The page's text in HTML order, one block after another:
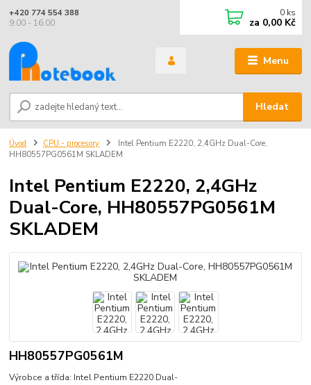
Menu
Hledat
+420 774 554 388
9:00 - 16:00
0 ks
za 0,00 Kč
Úvod CPU - procesory
Intel Pentium E2220, 2,4GHz Dual-Core,
HH80557PG0561M SKLADEM
Intel Pentium E2220, 2,4GHz
Dual-Core, HH80557PG0561M
SKLADEM
HH80557PG0561M
Výrobce a třída: Intel Pentium E2220 Dual-